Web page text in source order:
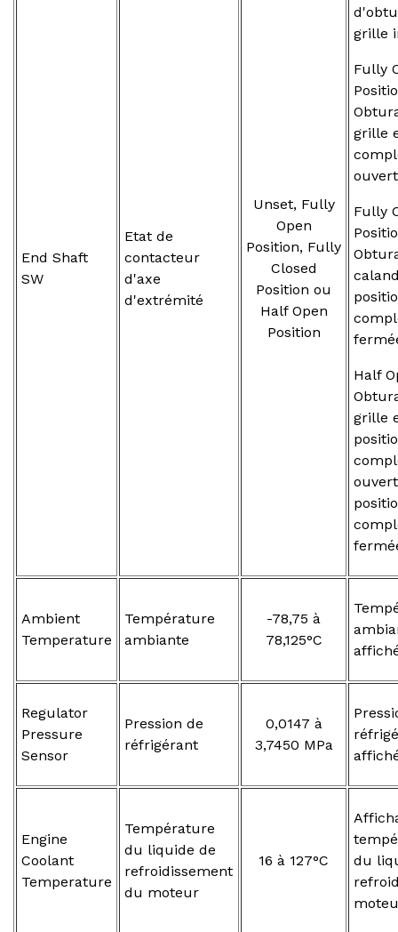
End Shaft
SW
Etat de
contacteur
d'axe
d'extrémité
Unset, Fully
Open
Position, Fully
Closed
Position ou
Half Open
Position
grille
Fully
grille
Fully
Half
grille
Ambient
Temperature
Température
ambiante
-78,75 à
78,125°C
Regulator
Pressure
Sensor
Pression de
réfrigérant
0,0147 à
3,7450 MPa
Engine
Coolant
Temperature
Température
du liquide de
refroidissement
du moteur
16 à 127°C
du